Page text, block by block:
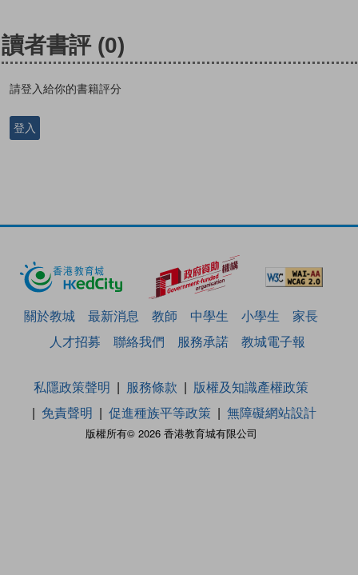
讀者書評 (0)
請登入給你的書籍評分
登入
關於教城 最新消息 教師 中學生 小學生
家長
人才招募
聯絡我們 服務承諾 教城電子報
版權所有© 2026 香港教育城有限公司
私隱政策聲明 服務條款
版權及知識產權政策
免責聲明
促進種族平等政策 無障礙網站設計